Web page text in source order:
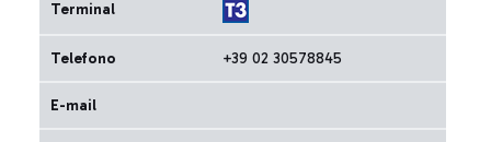
Terminal
Telefono +39 02 30578845
E-mail